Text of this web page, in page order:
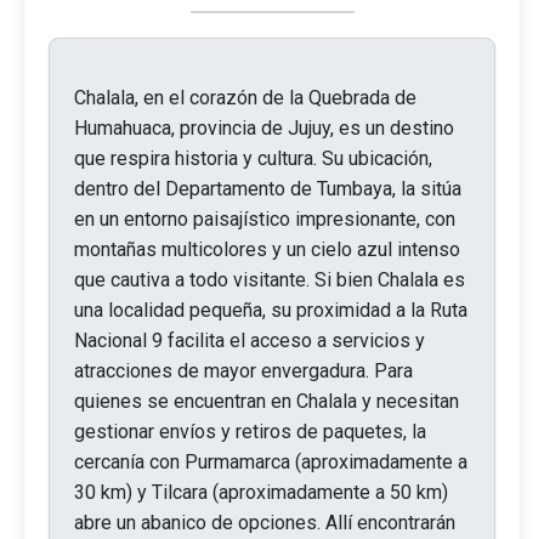
Chalala, en el corazón de la Quebrada de
Humahuaca, provincia de Jujuy, es un destino
que respira historia y cultura. Su ubicación,
dentro del Departamento de Tumbaya, la sitúa
en un entorno paisajístico impresionante, con
montañas multicolores y un cielo azul intenso
que cautiva a todo visitante. Si bien Chalala es
una localidad pequeña, su proximidad a la Ruta
Nacional 9 facilita el acceso a servicios y
atracciones de mayor envergadura. Para
quienes se encuentran en Chalala y necesitan
gestionar envíos y retiros de paquetes, la
cercanía con Purmamarca (aproximadamente a
30 km) y Tilcara (aproximadamente a 50 km)
abre un abanico de opciones. Allí encontrarán